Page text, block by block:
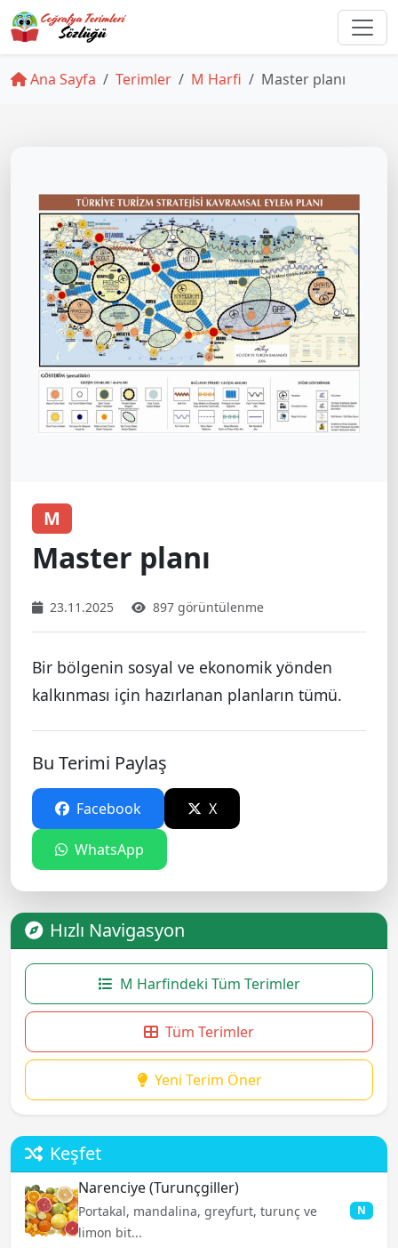
Ana Sayfa Terimler M Harfi Master planı
M
Master planı
23.11.2025 897 görüntülenme
Bir bölgenin sosyal ve ekonomik yönden
kalkınması için hazırlanan planların tümü.
Bu Terimi Paylaş
Facebook X
WhatsApp
Hızlı Navigasyon
M Harfindeki Tüm Terimler
Tüm Terimler
Yeni Terim Öner
Keşfet
Narenciye (Turunçgiller)
Portakal, mandalina, greyfurt, turunç ve
limon bit...
N